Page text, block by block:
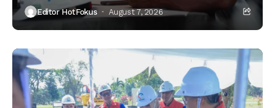
Editor HotFokus August 7, 2026